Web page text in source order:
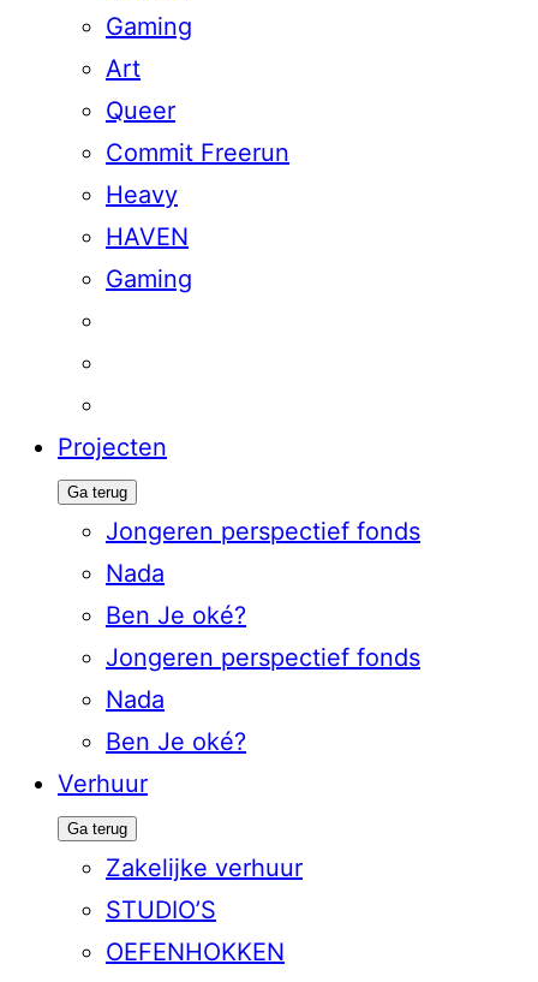
Gaming
Art
Queer
Commit Freerun
Heavy
HAVEN
Gaming
Projecten
Ga terug
Jongeren perspectief fonds
Nada
Ben Je oké?
Jongeren perspectief fonds
Nada
Ben Je oké?
Verhuur
Ga terug
Zakelijke verhuur
STUDIO’S
OEFENHOKKEN